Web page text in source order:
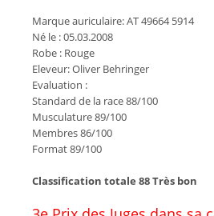
Marque auriculaire: AT 49664 5914
Né le : 05.03.2008
Robe : Rouge
Eleveur: Oliver Behringer
Evaluation :
Standard de la race 88/100
Musculature 89/100
Membres 86/100
Format 89/100
Classification totale 88 Très bon